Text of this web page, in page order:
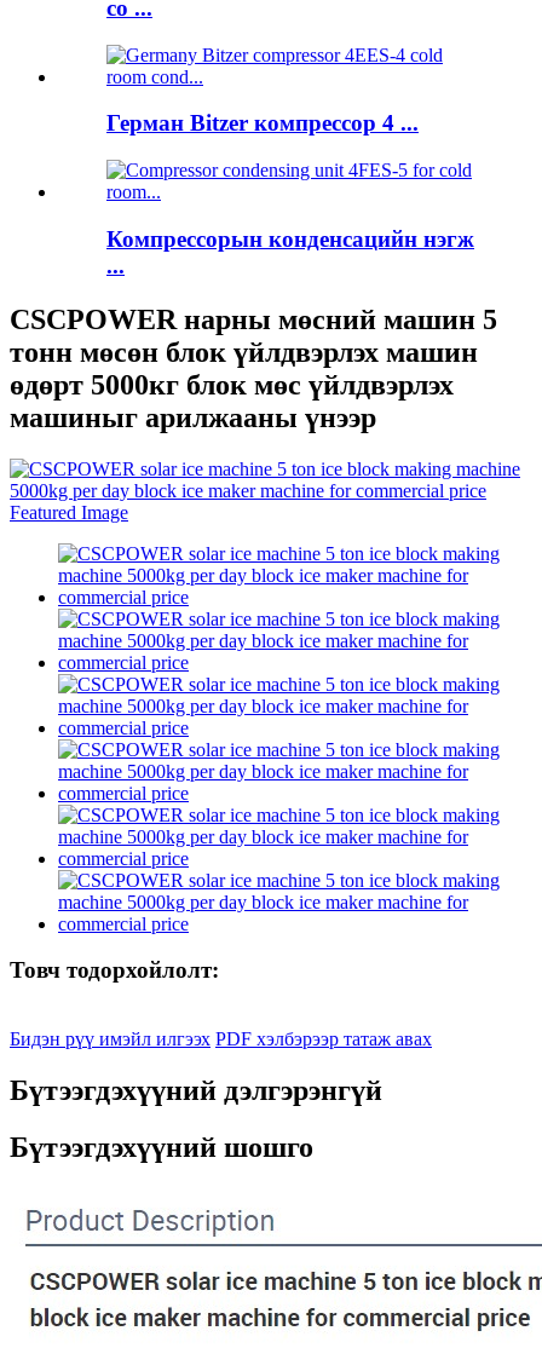
co ...
Герман Bitzer компрессор 4 ...
Компрессорын конденсацийн нэгж
...
CSCPOWER нарны мөсний машин 5
тонн мөсөн блок үйлдвэрлэх машин
өдөрт 5000кг блок мөс үйлдвэрлэх
машиныг арилжааны үнээр
Товч тодорхойлолт:
Бидэн рүү имэйл илгээх PDF хэлбэрээр татаж авах
Бүтээгдэхүүний дэлгэрэнгүй
Бүтээгдэхүүний шошго